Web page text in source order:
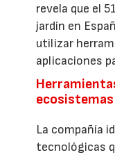
revela que el
jardín en
utilizar
aplicaciones
La compañía
tecnológicas